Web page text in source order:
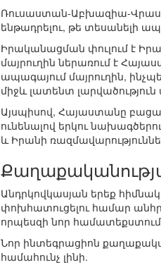
Ռուսաստան-Աբխազիա-
ենթադրելու, թե տեսանելի
Իրականացման փուլում է
մայրուղին ներառում է
ապագայում մայրուղին,
միջև լատենտ
Այսպիսով, Հայաստանը
ունենալով երկու
և Իրանի
Անդրկովկասյան երեք
փոխհատուցելու համար
որպեսզի նոր
Նոր ինտեգրացիոն
համահունչ լինի.